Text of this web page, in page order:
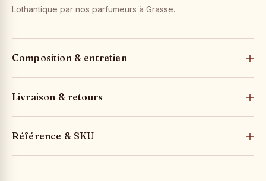
Lothantique par nos parfumeurs à Grasse.
Composition & entretien
Livraison & retours
Référence & SKU